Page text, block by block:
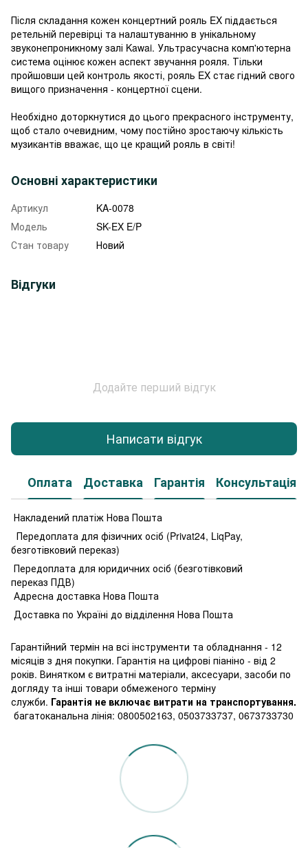
Після складання кожен концертний рояль EX піддається
ретельній перевірці та налаштуванню в унікальному
звуконепроникному залі Kawai. Ультрасучасна комп'ютерна
система оцінює кожен аспект звучання рояля. Тільки
пройшовши цей контроль якості, рояль EX стає гідний свого
вищого призначення - концертної сцени.
Необхідно доторкнутися до цього прекрасного інструменту,
щоб стало очевидним, чому постійно зростаючу кількість
музикантів вважає, що це кращий рояль в світі!
Основні характеристики
Артикул
KA-0078
Модель
SK-EX E/P
Стан товару
Новий
Відгуки
Додайте перший відгук
Написати відгук
Оплата Доставка Гарантія Консультація
Накладений платіж Нова Пошта
Передоплата для фізичних осіб (Privat24, LiqPay,
безготівковий переказ)
Передоплата для юридичних осіб (безготівковий
переказ ПДВ)
Адресна доставка Нова Пошта
Доставка по Україні до відділення Нова Пошта
Гарантійний термін на всі інструменти та обладнання - 12
місяців з дня покупки. Гарантія на цифрові піаніно - від 2
років. Винятком є витратні матеріали, аксесуари, засоби по
догляду та інші товари обмеженого терміну
служби. Гарантія не включає витрати на транспортування.
багатоканальна лінія: 0800502163, 0503733737, 0673733730